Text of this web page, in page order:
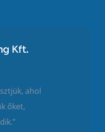
Kft.
ahol
őket,